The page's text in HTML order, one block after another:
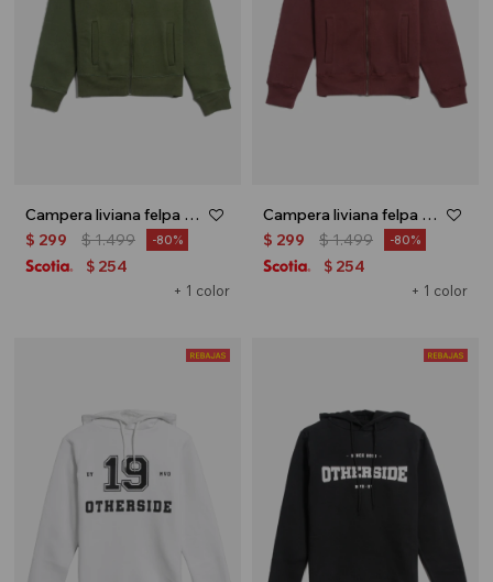
Campera liviana felpa - UNISEX - Verde oliva
+ 1 color
$ 299 $1.499 80
$ 254
Campera liviana felpa - UNISEX - Bordo
+ 1 color
$ 299 $1.499 80
$ 254